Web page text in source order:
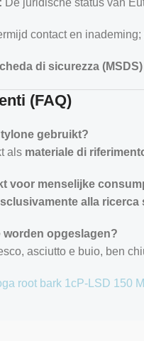
contact en
di sicurezza (MSDS)
(FAQ)
gebruikt?
als materiale di
voor menselijke
alla ricerca
worden opgeslagen?
asciutto e buio, ben
root bark 1cP-LSD 150